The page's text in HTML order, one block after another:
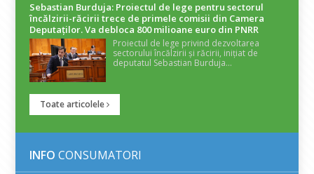
Sebastian Burduja: Proiectul de lege pentru sectorul
încălzirii-răcirii trece de primele comisii din Camera
Deputaților. Va debloca 800 milioane euro din PNRR
Proiectul de lege privind dezvoltarea
sectorului încălzirii și răcirii, inițiat de
deputatul Sebastian Burduja...
Toate articolele
INFO CONSUMATORI